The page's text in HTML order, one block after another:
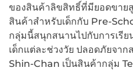
ของสินค้าลิขสิทธิ์ที่มียอดขาย
สินค้าสำหรับเด็กกับ Pre-
กลุ่มนี้สนุกสนานไปกับการเรี
เด็กแต่ละช่วงวัย ปลอดภัยจา
Shin-Chan เป็นสินค้ากลุ่ม